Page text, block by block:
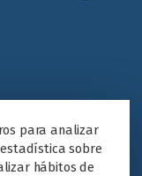
para analizar
sobre
hábitos de